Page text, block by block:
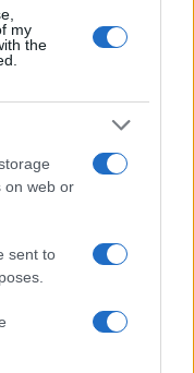
my
the
on web or
sent to
διαγωνισμός,